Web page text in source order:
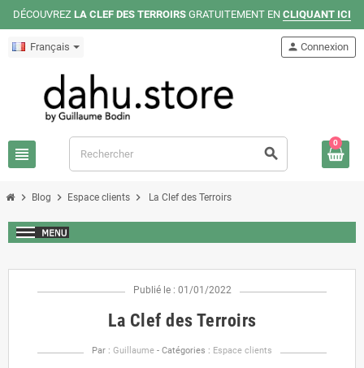
DÉCOUVREZ LA CLEF DES TERROIRS GRATUITEMENT EN CLIQUANT ICI
Français
view_headline search
person Connexion
0
chevron_right Blog chevron_right Espace clients chevron_right La Clef des Terroirs
Publié le : 01/01/2022
La Clef des Terroirs
Par : Guillaume - Catégories : Espace clients